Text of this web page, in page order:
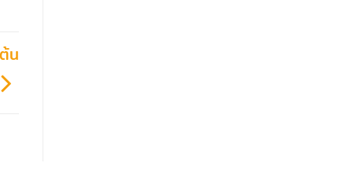
น